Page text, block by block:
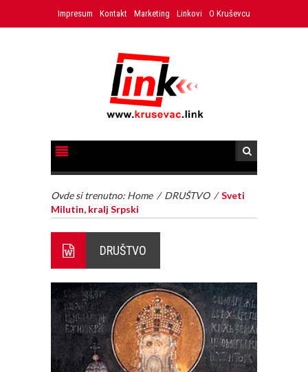
Impresum Kontakt Marketing Linkovi O Kruševcu
Ovde si trenutno: Home / DRUŠTVO /Sveti
Milutin, kralj Srpski
DRUŠTVO